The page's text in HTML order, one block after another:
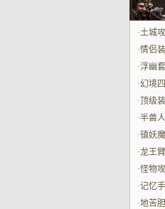
·土城
虑到
·情侣
中的
·浮幽
贼能
·幻境
· 顶级
来呢
·半兽
·镇妖
的方
·龙王
感配
·怪物
·记忆
·地苦